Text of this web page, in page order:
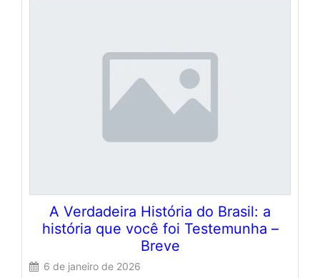
A Verdadeira História do Brasil: a
história que você foi Testemunha –
Breve
6 de janeiro de 2026